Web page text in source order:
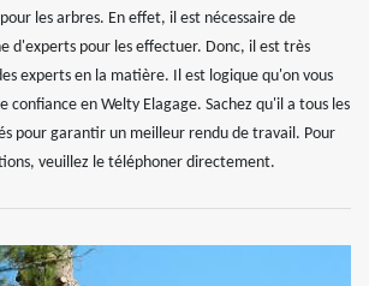
les arbres. En effet, il est nécessaire de
d'experts pour les effectuer. Donc, il est très
experts en la matière. Il est logique qu'on vous
confiance en Welty Elagage. Sachez qu'il a tous les
pour garantir un meilleur rendu de travail. Pour
veuillez le téléphoner directement.